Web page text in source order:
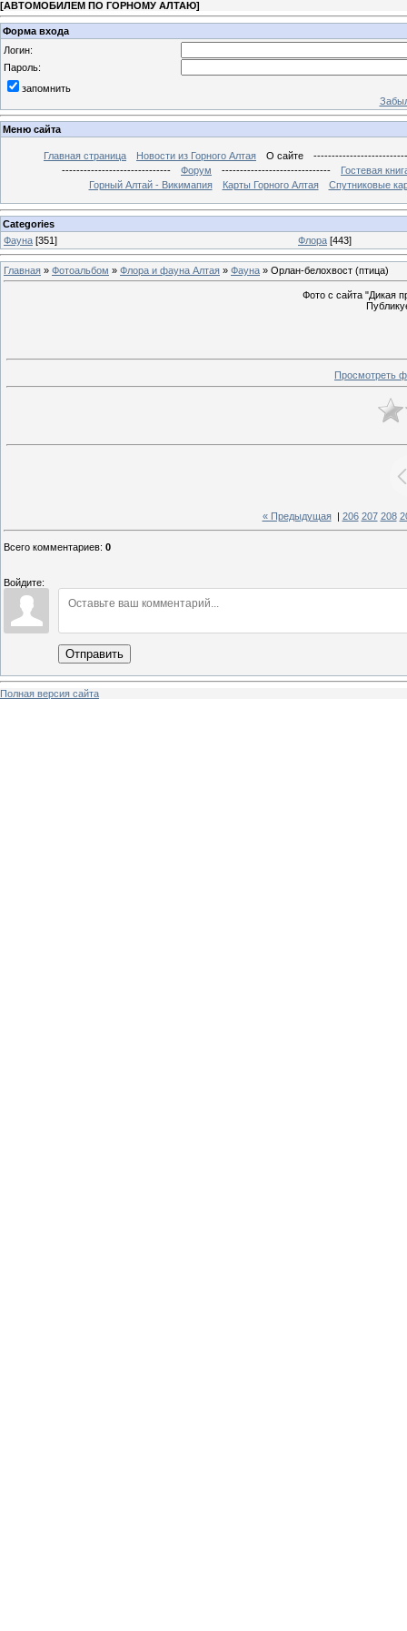
[АВТОМОБИЛЕМ ПО ГОРНОМУ АЛТАЮ]
Форма входа
Логин:
Пароль:
запомнить
Меню сайта
Главная страница Новости из Горного Алтая О сайте
------------------------------
Форум ------------------------------
Гостевая
Горный Алтай - Викимапия
Карты Горного Алтая Спутниковые
Categories
Фауна [351] Флора [443]
Главная » Фотоальбом » Флора и фауна Алтая » Фауна » Орлан-белохвост (птица)
Фото с сайта "Дикая
Просмотреть
« Предыдущая| 206 207 208
Всего комментариев: 0
Войдите:
Отправить
Полная версия сайта